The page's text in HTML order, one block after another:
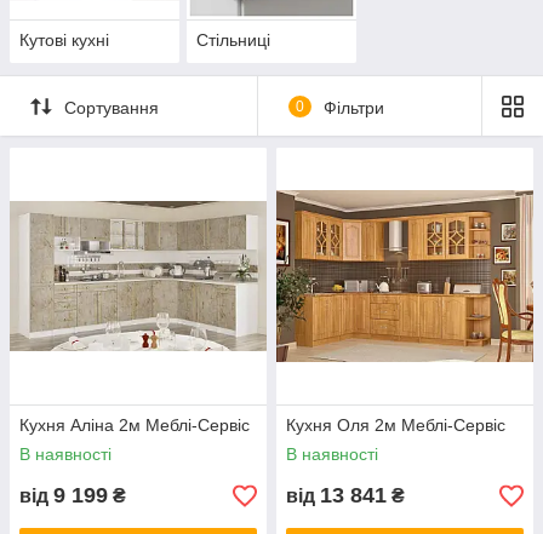
Кутові кухні Стільниці
Сортування 0 Фільтри
Кухня Аліна 2м Меблі-Сервіс
В наявності
від 9 199 ₴
Кухня Оля 2м Меблі-Сервіс
В наявності
від 13 841 ₴